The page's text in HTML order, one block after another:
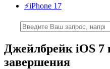
⚡️iPhone 17
Джейлбрейк iOS 7
завершения